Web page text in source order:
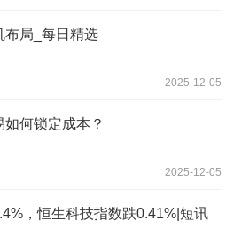
布局_每日精选
2025-12-05
何锁定成本？
2025-12-05
，恒生科技指数跌0.41%|短讯